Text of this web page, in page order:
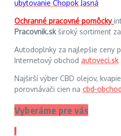
ubytovanie Chopok Jasná
Ochranné pracovné pomôcky
Pracovnik.skširoký sortiment
Autodoplnky za najlepšie ceny
Internetový obchod autoveci.sk
Najširší výber CBD olejov,
porovnávači cien na cbd-
Vyberáme pre vás
1